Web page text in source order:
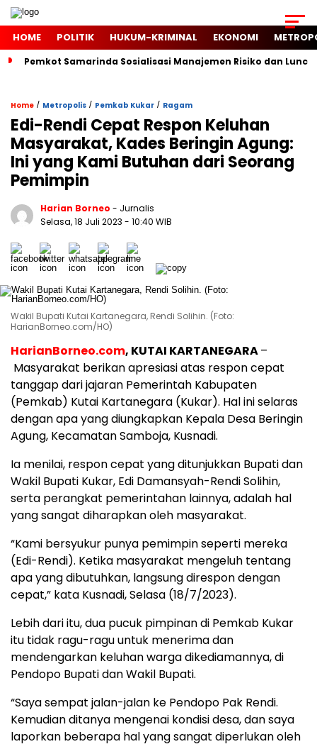
HOME POLITIK HUKUM-KRIMINAL EKONOMI
Pemkot Samarinda Sosialisasi Manajemen Risiko dan
Home / Metropolis / Pemkab Kukar / Ragam
Edi-Rendi Cepat Respon Keluhan
Masyarakat, Kades Beringin Agung:
Ini yang Kami Butuhan dari Seorang
Pemimpin
Harian Borneo - Jurnalis
Selasa, 18 Juli 2023 - 10:40 WIB
Wakil Bupati Kutai Kartanegara, Rendi Solihin. (Foto:
HarianBorneo.com/HO)
HarianBorneo.com, KUTAI KARTANEGARA–
Masyarakat berikan apresiasi atas respon cepat
tanggap dari jajaran Pemerintah Kabupaten
(Pemkab) Kutai Kartanegara (Kukar). Hal ini selaras
dengan apa yang diungkapkan Kepala Desa Beringin
Agung, Kecamatan Samboja, Kusnadi.
Ia menilai, respon cepat yang ditunjukkan Bupati dan
Wakil Bupati Kukar, Edi Damansyah-Rendi Solihin,
serta perangkat pemerintahan lainnya, adalah hal
yang sangat diharapkan oleh masyarakat.
“Kami bersyukur punya pemimpin seperti mereka
(Edi-Rendi). Ketika masyarakat mengeluh tentang
apa yang dibutuhkan, langsung direspon dengan
cepat,” kata Kusnadi, Selasa (18/7/2023).
Lebih dari itu, dua pucuk pimpinan di Pemkab Kukar
itu tidak ragu-ragu untuk menerima dan
mendengarkan keluhan warga dikediamannya, di
Pendopo Bupati dan Wakil Bupati.
“Saya sempat jalan-jalan ke Pendopo Pak Rendi.
Kemudian ditanya mengenai kondisi desa, dan saya
laporkan beberapa hal yang sangat diperlukan oleh